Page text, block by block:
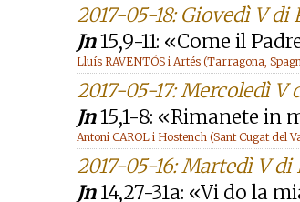
2017-05-18: Giovedì V di
Jn15,9-11: «Come il
Lluís RAVENTÓS i Artés (Tarragona,
2017-05-17: Mercoledì V
Jn15,1-8: «Rimanete in
Antoni CAROL i Hostench (Sant Cugat del
2017-05-16: Martedì V di
Jn14,27-31a: «Vi do la